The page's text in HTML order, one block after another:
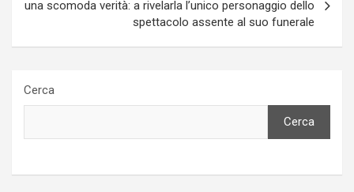
una scomoda verità: a rivelarla l’unico personaggio dello
spettacolo assente al suo funerale
Cerca
Cerca